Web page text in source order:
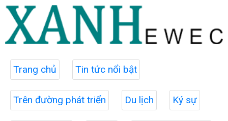
Trang chủ Tin tức nổi bật
Trên đường phát triển Du lịch Ký sự